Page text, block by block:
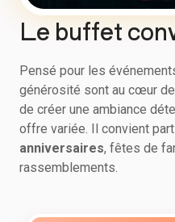
Le buffet
Pensé pour les
générosité sont au cœur
de créer une ambiance
offre variée. Il convient
anniversaires, fêtes de
rassemblements.